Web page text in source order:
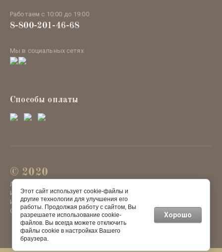
Работаем с 10:00 до 19:00
8-800-201-46-68
Мы в социальных сетях
Способы оплаты
© 2020
ЛЕФЕЯ ОРГАНИК
ИП Поручник И.В.
ИНН470413297091
ОРГНИП320470400030366
Этот сайт использует cookie-файлы и
другие технологии для улучшения его
работы. Продолжая работу с сайтом, Вы
разрешаете использование cookie-
файлов. Вы всегда можете отключить
файлы cookie в настройках Вашего
браузера.
Хорошо